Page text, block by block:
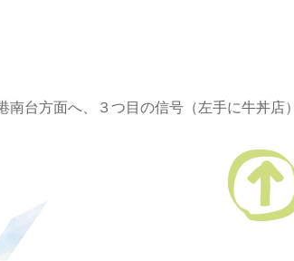
南台方面へ、３つ目の信号（左手に牛丼